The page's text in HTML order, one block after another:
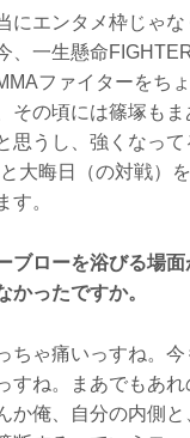
にエンタメ枠じゃな
、一生懸命
ファイターをち
その頃には篠塚もま
思うし、強くなって
大晦日（の対戦）
す。
ブローを浴びる場面
かったですか。
ちゃ痛いっすね。今
すね。まあでもあれ
か俺、自分の内側